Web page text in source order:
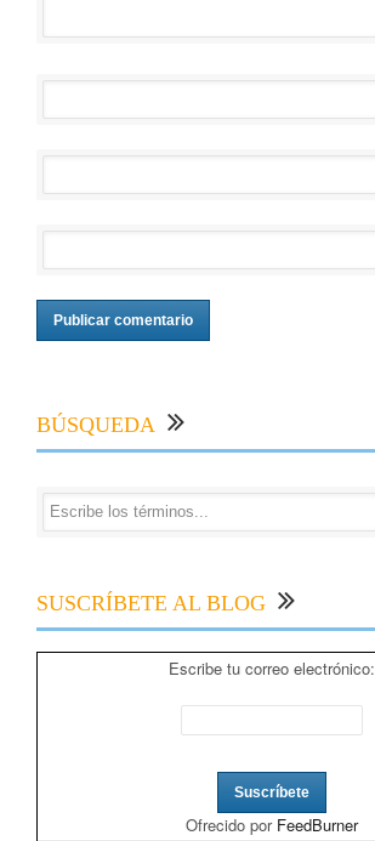
BÚSQUEDA
SUSCRÍBETE AL BLOG
Escribe tu correo electrónico:
Ofrecido por FeedBurner